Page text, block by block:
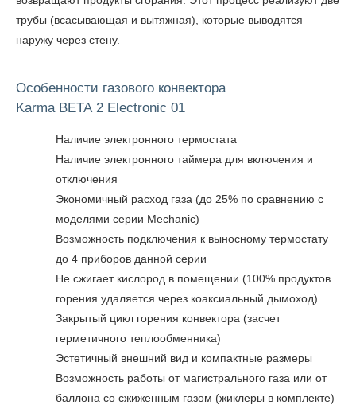
трубы (всасывающая и вытяжная), которые выводятся
наружу через стену.
Особенности газового конвектора
Karma BETA 2 Electronic 01
Наличие электронного термостата
Наличие электронного таймера для включения и
отключения
Экономичный расход газа (до 25% по сравнению с
моделями серии Mechanic)
Возможность подключения к выносному термостату
до 4 приборов данной серии
Не сжигает кислород в помещении (100% продуктов
горения удаляется через коаксиальный дымоход)
Закрытый цикл горения конвектора (засчет
герметичного теплообменника)
Эстетичный внешний вид и компактные размеры
Возможность работы от магистрального газа или от
баллона со сжиженным газом (жиклеры в комплекте)